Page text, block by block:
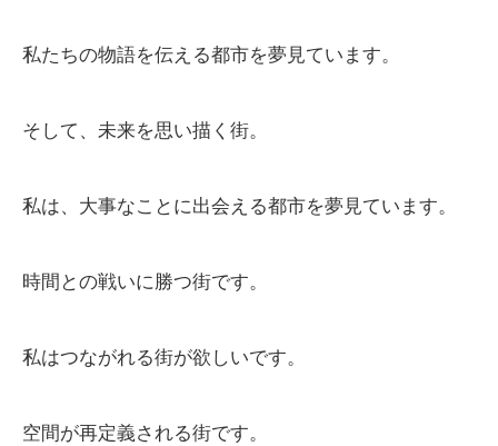
私たちの物語を伝える都市を夢見ています。
そして、未来を思い描く街。
私は、大事なことに出会える都市を夢見ています。
時間との戦いに勝つ街です。
私はつながれる街が欲しいです。
空間が再定義される街です。